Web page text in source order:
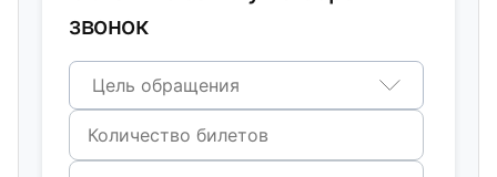
звонок
Цель обращения